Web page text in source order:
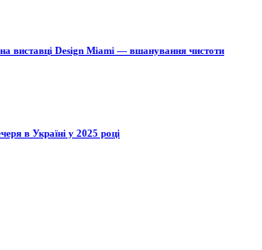
виставці Design Miami — вшанування чистоти
в Україні у 2025 році